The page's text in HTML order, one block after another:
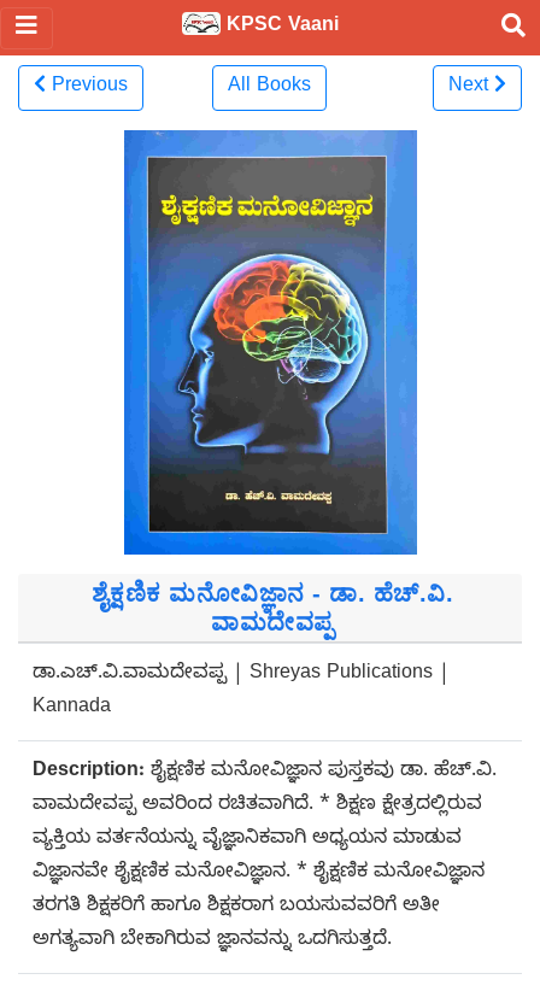
KPSC Vaani
Previous All Books Next
ಶೈಕ್ಷಣಿಕ ಮನೋವಿಜ್ಞಾನ - ಡಾ. ಹೆಚ್.ವಿ.
ವಾಮದೇವಪ್ಪ
ಡಾ.ಎಚ್.ವಿ.ವಾಮದೇವಪ್ಪ | Shreyas Publications |
Kannada
Description: ಶೈಕ್ಷಣಿಕ ಮನೋವಿಜ್ಞಾನ ಪುಸ್ತಕವು ಡಾ. ಹೆಚ್.ವಿ.
ವಾಮದೇವಪ್ಪ ಅವರಿಂದ ರಚಿತವಾಗಿದೆ. * ಶಿಕ್ಷಣ ಕ್ಷೇತ್ರದಲ್ಲಿರುವ
ವ್ಯಕ್ತಿಯ ವರ್ತನೆಯನ್ನು ವೈಜ್ಞಾನಿಕವಾಗಿ ಅಧ್ಯಯನ ಮಾಡುವ
ವಿಜ್ಞಾನವೇ ಶೈಕ್ಷಣಿಕ ಮನೋವಿಜ್ಞಾನ. * ಶೈಕ್ಷಣಿಕ ಮನೋವಿಜ್ಞಾನ
ತರಗತಿ ಶಿಕ್ಷಕರಿಗೆ ಹಾಗೂ ಶಿಕ್ಷಕರಾಗ ಬಯಸುವವರಿಗೆ ಅತೀ
ಅಗತ್ಯವಾಗಿ ಬೇಕಾಗಿರುವ ಜ್ಞಾನವನ್ನು ಒದಗಿಸುತ್ತದೆ.